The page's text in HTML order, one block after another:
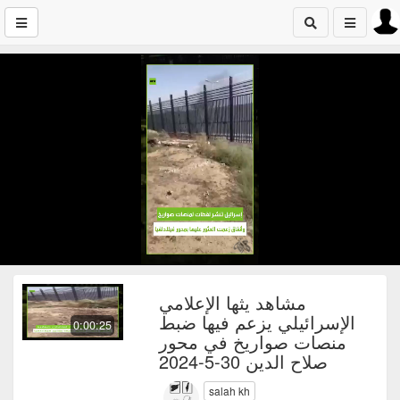
0:00:25
مشاهد يثها الإعلامي
الإسرائيلي يزعم فيها ضبط
منصات صواريخ في محور
صلاح الدين 30-5-2024
salah kh